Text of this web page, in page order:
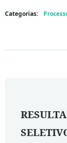
Categorias: